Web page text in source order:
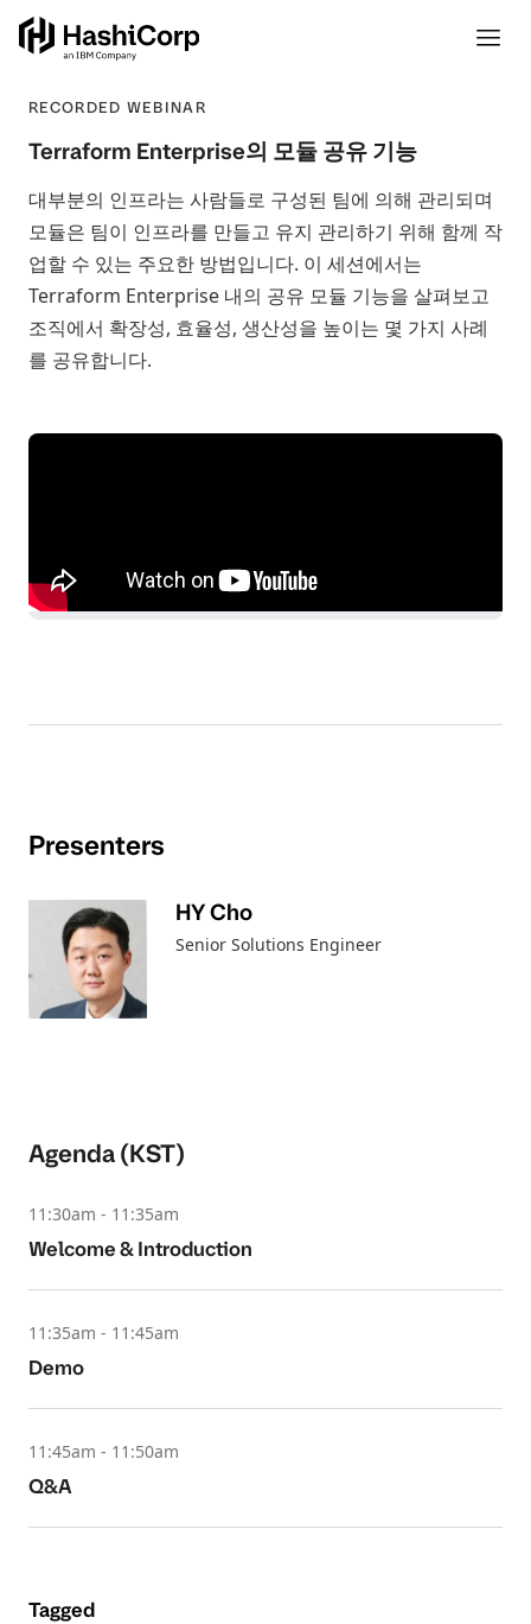
RECORDED WEBINAR
Terraform Enterprise의 모듈 공유 기능
대부분의 인프라는 사람들로 구성된 팀에 의해 관리되며
모듈은 팀이 인프라를 만들고 유지 관리하기 위해 함께 작
업할 수 있는 주요한 방법입니다. 이 세션에서는
Terraform Enterprise 내의 공유 모듈 기능을 살펴보고
조직에서 확장성, 효율성, 생산성을 높이는 몇 가지 사례
를 공유합니다.
Agenda (KST)
11:30am - 11:35am
Welcome & Introduction
11:35am - 11:45am
Demo
11:45am - 11:50am
Q&A
Tagged
Presenters
HY Cho
Senior Solutions Engineer